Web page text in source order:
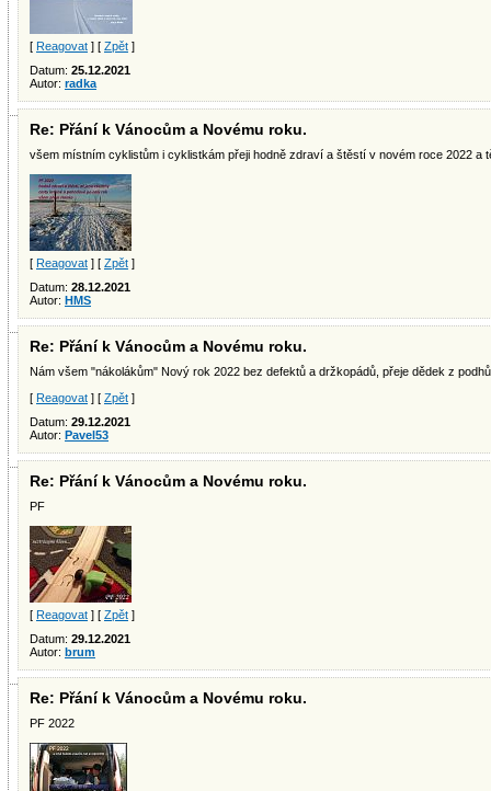
[ Reagovat ] [ Zpět ]
Datum: 25.12.2021
Autor: radka
Re: Přání k Vánocům a Novému roku.
všem místním cyklistům i cyklistkám přeji hodně zdraví a štěstí v novém roce 2022 a
[ Reagovat ] [ Zpět ]
Datum: 28.12.2021
Autor: HMS
Re: Přání k Vánocům a Novému roku.
Nám všem "nákolákům" Nový rok 2022 bez defektů a držkopádů, přeje dědek z
[ Reagovat ] [ Zpět ]
Datum: 29.12.2021
Autor: Pavel53
Re: Přání k Vánocům a Novému roku.
PF
[ Reagovat ] [ Zpět ]
Datum: 29.12.2021
Autor: brum
Re: Přání k Vánocům a Novému roku.
PF 2022